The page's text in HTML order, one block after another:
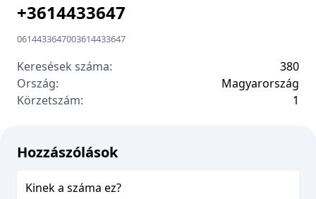
+3614433647
0614433647003614433647
Keresések száma:
380
Ország:
Magyarország
Körzetszám:
1
Hozzászólások
Kinek a száma ez?